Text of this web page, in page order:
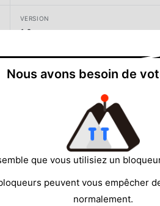
VERSION
1.0
DÉVELOPPEUR
Euphoric Brothers Games
Nous avons besoin de
que vous utilisiez un
peuvent vous empêcher
normalement.